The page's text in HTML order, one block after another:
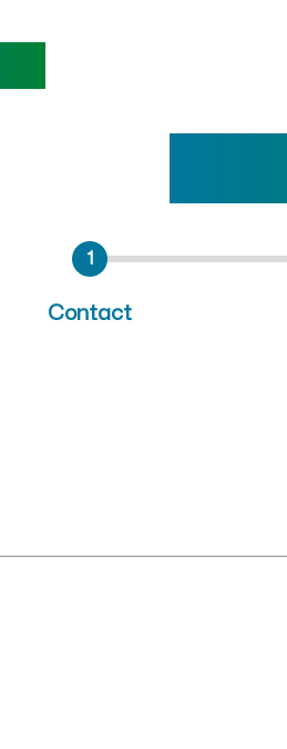
(Ain) :
1
Contact